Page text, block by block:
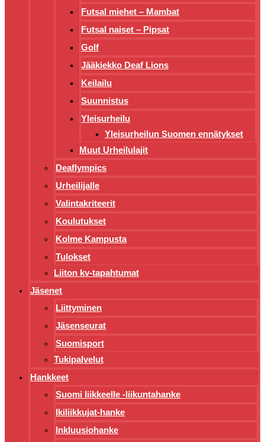
Futsal miehet – Mambat
Futsal naiset – Pipsat
Golf
Jääkiekko Deaf Lions
Keilailu
Suunnistus
Yleisurheilu
Yleisurheilun Suomen ennätykset
Muut Urheilulajit
Deaflympics
Urheilijalle
Valintakriteerit
Koulutukset
Kolme Kampusta
Tulokset
Liiton kv-tapahtumat
Jäsenet
Liittyminen
Jäsenseurat
Suomisport
Tukipalvelut
Hankkeet
Suomi liikkeelle -liikuntahanke
Ikiliikkujat-hanke
Inkluusiohanke